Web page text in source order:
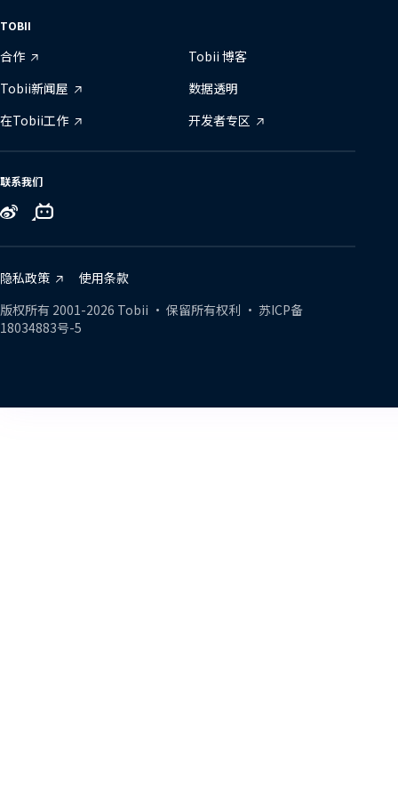
TOBII
合作
Tobii 博客
Tobii新闻屋
数据透明
在Tobii工作
开发者专区
联系我们
Tobii
Weibo
Tobii
Zhihu
Tobii
Bilibili
隐私政策
使用条款
版权所有 2001-2026 Tobii • 保留所有权利 • 苏ICP备
18034883号-5